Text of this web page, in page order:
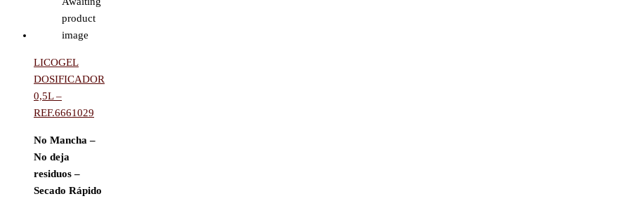
LICOGEL
DOSIFICADOR
0,5L –
REF.6661029
No Mancha –
No deja
residuos –
Secado Rápido